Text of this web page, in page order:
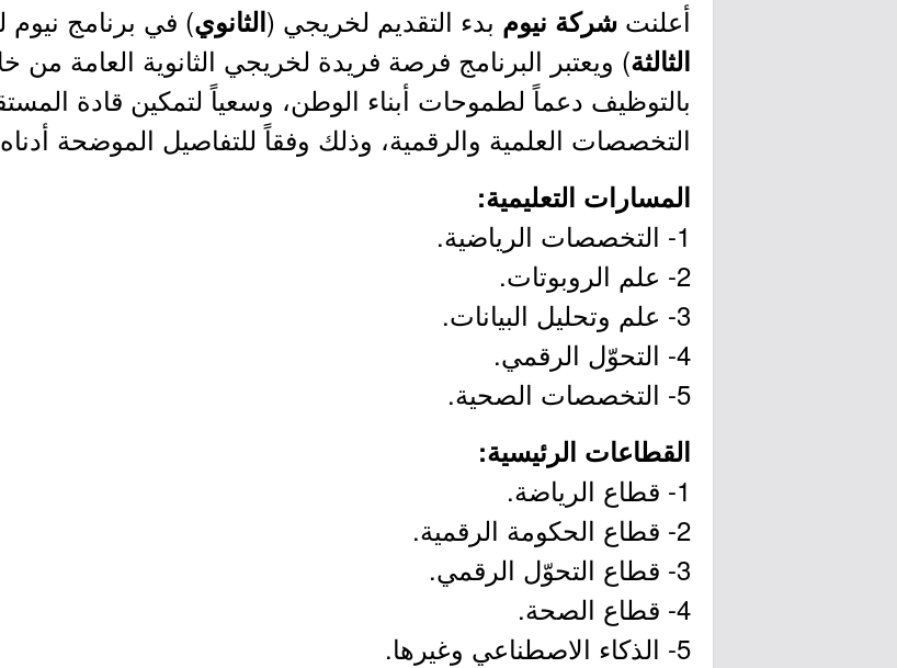
أعلنت شركة نيوم بدء التقديم لخريجي (الثانوي) في برنامج نيوم
الثالثة) ويعتبر البرنامج فرصة فريدة لخريجي الثانوية العامة من
بالتوظيف دعماً لطموحات أبناء الوطن، وسعياً لتمكين قادة
التخصصات العلمية والرقمية، وذلك وفقاً للتفاصيل الموضحة
المسارات التعليمية:
1- التخصصات الرياضية.
2- علم الروبوتات.
3- علم وتحليل البيانات.
4- التحوّل الرقمي.
5- التخصصات الصحية.
القطاعات الرئيسية:
1- قطاع الرياضة.
2- قطاع الحكومة الرقمية.
3- قطاع التحوّل الرقمي.
4- قطاع الصحة.
5- الذكاء الاصطناعي وغيرها.